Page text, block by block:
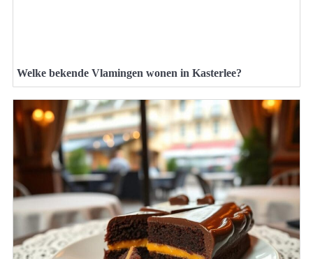
Welke bekende Vlamingen wonen in Kasterlee?